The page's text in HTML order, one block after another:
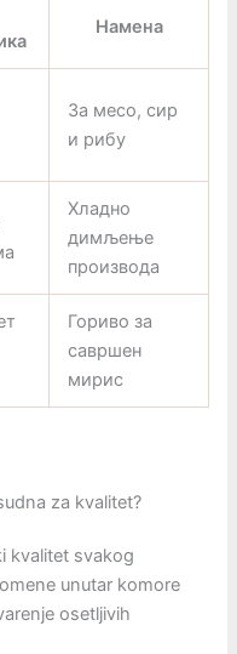
Намена
За месо, сир
и рибу
Хладно
димљење
производа
Гориво за
савршен
мирис
za kvalitet?
kvalitet svakog
unutar komore
osetljivih